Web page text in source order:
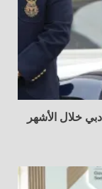
11 مشروعاً في دبي خلال الأشهر